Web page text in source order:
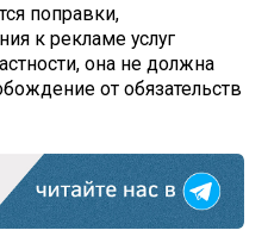
поправки,
к рекламе услуг
она не должна
от обязательств